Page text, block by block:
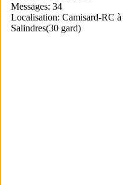
Messages: 34
Localisation: Camisard-RC à
Salindres(30 gard)